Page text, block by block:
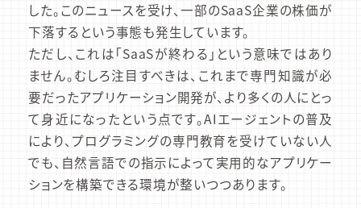
した。このニュースを受け、一部のSaaS企業の株価が
下落するという事態も発生しています。
ただし、これは「SaaSが終わる」という意味ではあり
ません。むしろ注目すべきは、これまで専門知識が必
要だったアプリケーション開発が、より多くの人にとっ
て身近になったという点です。AIエージェントの普及
により、プログラミングの専門教育を受けていない人
でも、自然言語での指示によって実用的なアプリケー
ションを構築できる環境が整いつつあります。